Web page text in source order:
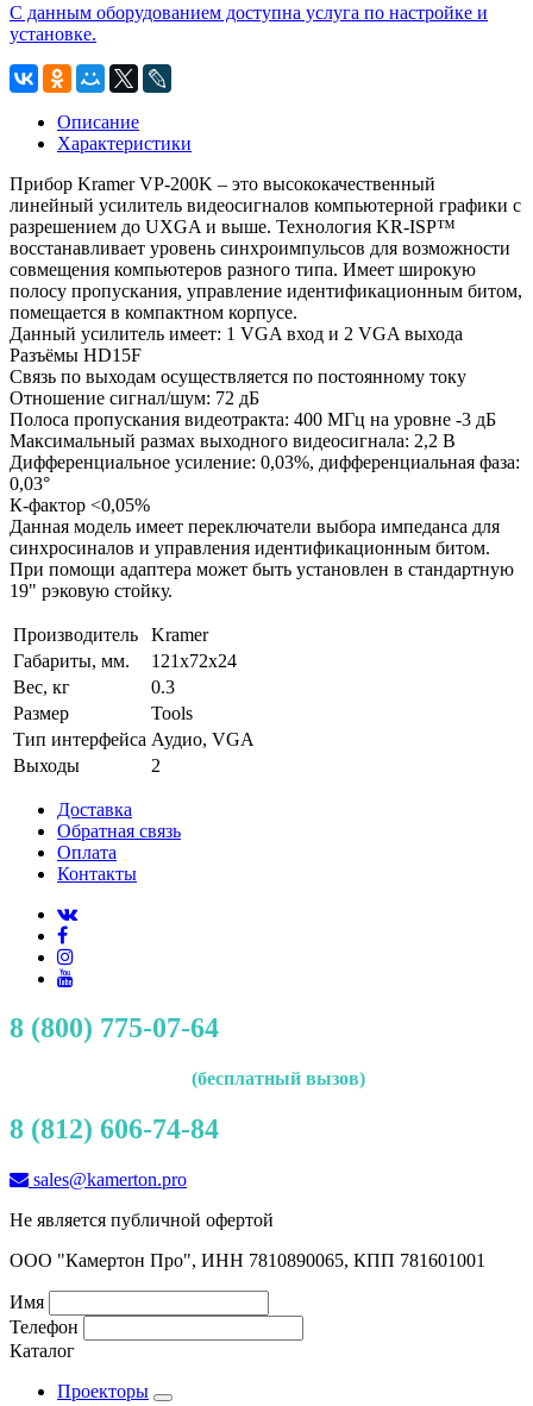
С данным оборудованием доступна услуга по настройке и
установке.
Описание
Характеристики
Прибор Kramer VP-200K – это высококачественный
линейный усилитель видеосигналов компьютерной графики с
разрешением до UXGA и выше. Технология KR-ISP™
восстанавливает уровень синхроимпульсов для возможности
совмещения компьютеров разного типа. Имеет широкую
полосу пропускания, управление идентификационным битом,
помещается в компактном корпусе.
Данный усилитель имеет: 1 VGA вход и 2 VGA выхода
Разъёмы HD15F
Связь по выходам осуществляется по постоянному току
Отношение сигнал/шум: 72 дБ
Полоса пропускания видеотракта: 400 МГц на уровне -3 дБ
Максимальный размах выходного видеосигнала: 2,2 В
Дифференциальное усиление: 0,03%, дифференциальная фаза:
0,03°
К-фактор <0,05%
Данная модель имеет переключатели выбора импеданса для
синхросиналов и управления идентификационным битом.
При помощи адаптера может быть установлен в стандартную
19" рэковую стойку.
Производитель
Kramer
Габариты, мм.
121x72x24
Вес, кг
0.3
Размер
Tools
Тип интерфейса Аудио, VGA
Выходы
2
Доставка
Обратная связь
Оплата
Контакты
8 (800) 775-07-64
(бесплатный вызов)
8 (812) 606-74-84
sales@kamerton.pro
Не является публичной офертой
ООО "Камертон Про", ИНН 7810890065, КПП 781601001
Имя
Телефон
Каталог
Проекторы